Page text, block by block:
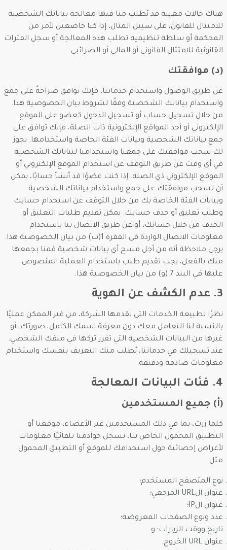
هناك حالات معينة قد يُطلب منا فيها معالجة بياناتك الشخصية
للامتثال للقانون، على سبيل المثال، إذا كنا خاضعين لأمر من
المحكمة أو سلطة تنظيمية تطلب هذه المعالجة أو سجل الفترات
القانونية للامتثال القانوني أو المالي أو الضرائبي.
(د) موافقتك
عن طريق الوصول واستخدام خدماتنا، فإنك توافق صراحةً على جمع
واستخدام بياناتك الشخصية وفقًا لشروط بيان الخصوصية هذا.
من خلال تسجيل حساب أو تسجيل الدخول كعضو على الموقع
الإلكتروني أو أحد المواقع الإلكترونية ذات الصلة، فإنك توافق على
جمع بياناتك الشخصية وبيانات الفئة الخاصة واستخدامها. يجوز
لك سحب موافقتك على جمعنا واستخدامنا لبياناتك الشخصية
في أي وقت عن طريق التوقف عن استخدام الموقع الإلكتروني أو
الموقع الإلكتروني ذي الصلة. إذا كنت عضوًا قد أنشأ حسابًا، يمكن
أن تسحب موافقتك على جمع واستخدام بياناتك الشخصية
وبيانات الفئة الخاصة بك من خلال التوقف عن استخدام حسابك
وطلب تعليق أو حذف حسابك. يمكن تقديم طلبات التعليق أو
الحذف من خلال حسابك، أو عن طريق الاتصال بنا باستخدام
معلومات الاتصال الواردة في الفقرة 1(ب) من بيان الخصوصية هذا.
يرجى ملاحظة أنه من أجل مسح أي بيانات شخصية قمنا بجمعها
منك بالفعل، يجب تقديم طلب باستخدام العملية المنصوص
عليها في البند 7 (و) من بيان الخصوصية هذا.
3. عدم الكشف عن الهوية
نظرًا لطبيعة الخدمات التي تقدمها الشركة، من غير الممكن عمليًا
بالنسبة لنا التعامل معك دون معرفة اسمك الكامل، صورتك، أو
غيرها من البيانات الشخصية التي تقرر تركها في ملفك الشخصي.
عند تسجيلك في خدماتنا، يُطلب منك التعريف بنفسك واستخدام
معلومات صادقة ودقيقة.
4. فئات البيانات المعالجة
(أ) جميع المستخدمين
كلما زرت، بما في ذلك المستخدمين غير الأعضاء، موقعنا أو
التطبيق المحمول الخاص بنا، تسجل خوادمنا تلقائيًا معلومات
لأغراض إحصائية حول استخدامك للموقع أو التطبيق المحمول
مثل:
نوع المتصفح المستخدم؛
عنوان الURL المرجعي؛
عنوان الIP؛
عدد ونوع الصفحات المعروضة؛
تاريخ ووقت الزيارات؛ و
عنوان URL الخروج;